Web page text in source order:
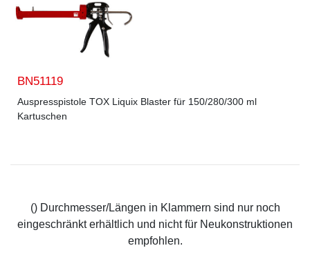
BN51119
Auspresspistole TOX Liquix Blaster für 150/280/300 ml
Kartuschen
() Durchmesser/Längen in Klammern sind nur noch
eingeschränkt erhältlich und nicht für Neukonstruktionen
empfohlen.